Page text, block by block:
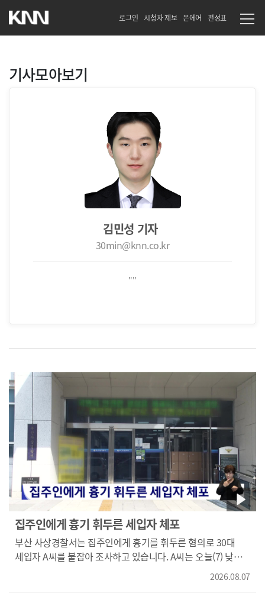
로그인 시청자 제보 온에어 편성표
기사모아보기
김민성 기자
30min@knn.co.kr
""
집주인에게 흉기 휘두른 세입자 체포
부산 사상경찰서는 집주인에게 흉기를 휘두른 혐의로 30대
세입자 A씨를 붙잡아 조사하고 있습니다. A씨는 오늘(7) 낮
1시쯤 부산 감전동의 한 다세대 주택에서 변기를 수리하러 온
70대 집주인 B 씨에게 흉기를 휘둘러 중상을 입힌 혐의를 받고
2026.08.07